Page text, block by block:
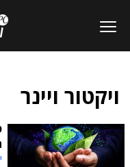
ויקטור ויינר